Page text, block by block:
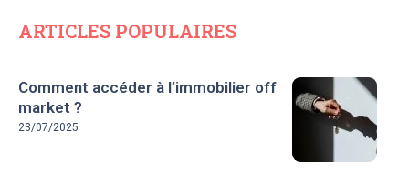
ARTICLES POPULAIRES
Comment accéder à l’immobilier off
market ?
23/07/2025